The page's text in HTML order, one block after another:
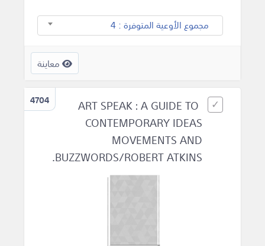
مجموع الأوعية المتوفرة : 4
معاينة
4704
ART SPEAK : A GUIDE TO
CONTEMPORARY IDEAS
MOVEMENTS AND
BUZZWORDS/ROBERT ATKINS.